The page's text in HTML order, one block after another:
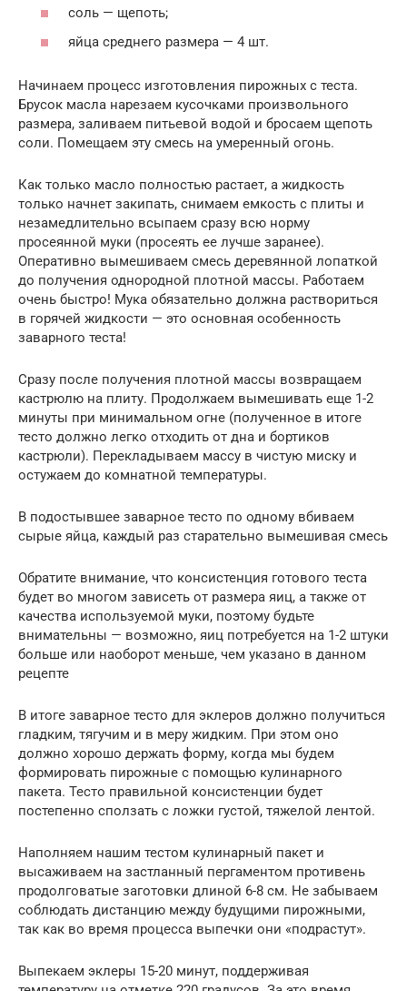
соль — щепоть;
яйца среднего размера — 4 шт.
Начинаем процесс изготовления пирожных с теста.
Брусок масла нарезаем кусочками произвольного
размера, заливаем питьевой водой и бросаем щепоть
соли. Помещаем эту смесь на умеренный огонь.
Как только масло полностью растает, а жидкость
только начнет закипать, снимаем емкость с плиты и
незамедлительно всыпаем сразу всю норму
просеянной муки (просеять ее лучше заранее).
Оперативно вымешиваем смесь деревянной лопаткой
до получения однородной плотной массы. Работаем
очень быстро! Мука обязательно должна раствориться
в горячей жидкости — это основная особенность
заварного теста!
Сразу после получения плотной массы возвращаем
кастрюлю на плиту. Продолжаем вымешивать еще 1-2
минуты при минимальном огне (полученное в итоге
тесто должно легко отходить от дна и бортиков
кастрюли). Перекладываем массу в чистую миску и
остужаем до комнатной температуры.
В подостывшее заварное тесто по одному вбиваем
сырые яйца, каждый раз старательно вымешивая смесь
Обратите внимание, что консистенция готового теста
будет во многом зависеть от размера яиц, а также от
качества используемой муки, поэтому будьте
внимательны — возможно, яиц потребуется на 1-2 штуки
больше или наоборот меньше, чем указано в данном
рецепте
В итоге заварное тесто для эклеров должно получиться
гладким, тягучим и в меру жидким. При этом оно
должно хорошо держать форму, когда мы будем
формировать пирожные с помощью кулинарного
пакета. Тесто правильной консистенции будет
постепенно сползать с ложки густой, тяжелой лентой.
Наполняем нашим тестом кулинарный пакет и
высаживаем на застланный пергаментом противень
продолговатые заготовки длиной 6-8 см. Не забываем
соблюдать дистанцию между будущими пирожными,
так как во время процесса выпечки они «подрастут».
Выпекаем эклеры 15-20 минут, поддерживая